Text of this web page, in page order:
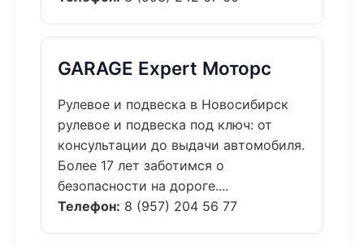
GARAGE Expert Моторс
Рулевое и подвеска в Новосибирск
рулевое и подвеска под ключ: от
консультации до выдачи автомобиля.
Более 17 лет заботимся о
безопасности на дороге....
Телефон: 8 (957) 204 56 77